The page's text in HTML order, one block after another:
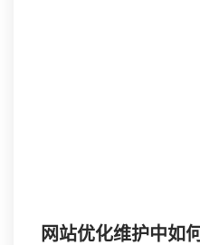
网站优化维护中如